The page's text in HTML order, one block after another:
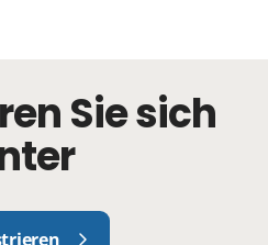
Sie sich